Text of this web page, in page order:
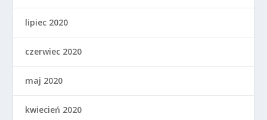
lipiec 2020
czerwiec 2020
maj 2020
kwiecień 2020